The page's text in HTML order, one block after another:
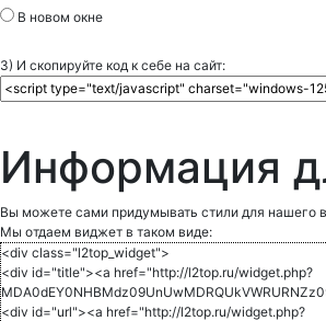
В новом окне
3) И скопируйте код к себе на сайт:
Информация
Вы можете сами придумывать стили для нашего
Мы отдаем виджет в таком виде:
<div class="l2top_widget">
<div id="title"><a href="http://l2top.ru/widget.php?
<div id="url"><a href="http://l2top.ru/widget.php?